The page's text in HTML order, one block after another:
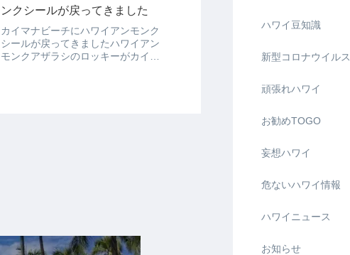
ンクシールが戻ってきました
カイマナビーチにハワイアンモンク
シールが戻ってきましたハワイアン
モンクアザラシのロッキーがカイマ
ハワイ豆知識
新型コロナウイルス
頑張れハワイ
お勧めTOGO
妄想ハワイ
危ないハワイ情報
ハワイニュース
お知らせ